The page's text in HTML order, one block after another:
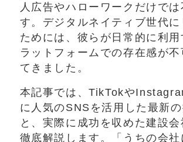
人広告やハローワークだけで
す。デジタルネイティブ世代に
ためには、彼らが日常的に利
ラットフォームでの存在感が不
てきました。
本記事では、TikTokや
に人気のSNSを活用した最新
と、実際に成功を収めた建設会
徹底解説します。「うちの会社